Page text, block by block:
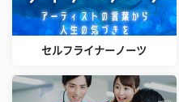
セルフライナーノーツ